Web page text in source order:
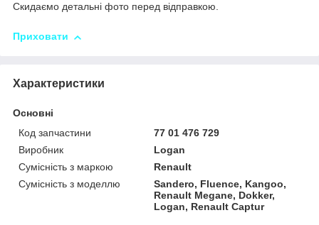
Скидаємо детальні фото перед відправкою.
Приховати
Характеристики
Основні
Код запчастини
77 01 476 729
Виробник
Logan
Сумісність з маркою
Renault
Сумісність з моделлю
Sandero, Fluence, Kangoo,
Renault Megane, Dokker,
Logan, Renault Captur